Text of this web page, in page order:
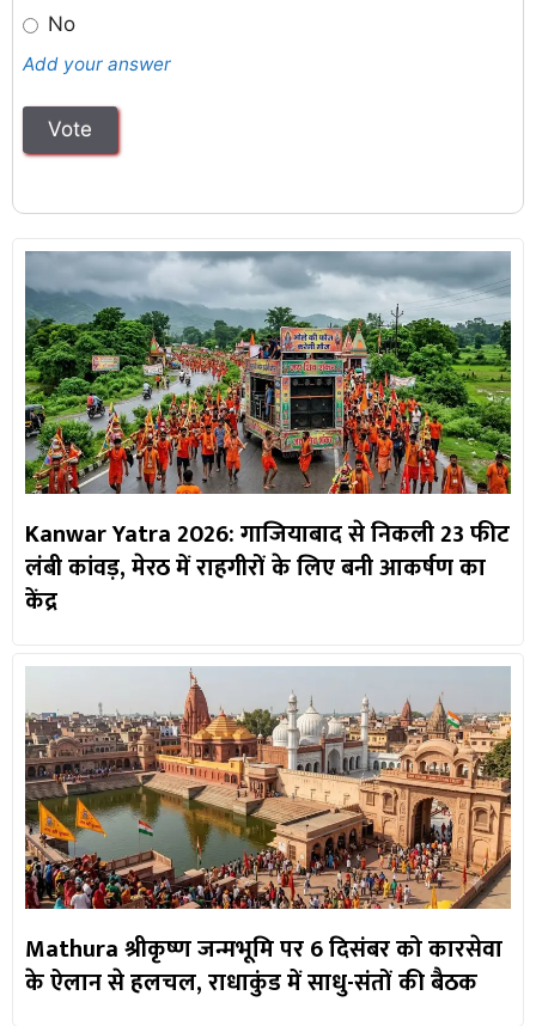
No
Add your answer
Kanwar Yatra 2026: गाजियाबाद से निकली 23 फीट
लंबी कांवड़, मेरठ में राहगीरों के लिए बनी आकर्षण का
केंद्र
Mathura श्रीकृष्ण जन्मभूमि पर 6 दिसंबर को कारसेवा
के ऐलान से हलचल, राधाकुंड में साधु-संतों की बैठक